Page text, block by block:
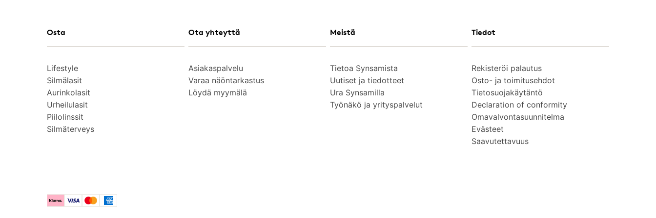
Osta
Lifestyle
Silmälasit
Aurinkolasit
Urheilulasit
Piilolinssit
Silmäterveys
Ota yhteyttä
Asiakaspalvelu
Varaa näöntarkastus
Löydä myymälä
Meistä
Tietoa Synsamista
Uutiset ja tiedotteet
Ura Synsamilla
Työnäkö ja yrityspalvelut
Tiedot
Rekisteröi palautus
Osto- ja toimitusehdot
Tietosuojakäytäntö
Declaration of conformity
Omavalvontasuunnitelma
Evästeet
Saavutettavuus
KlarnaVisa MastercardAmerican Express